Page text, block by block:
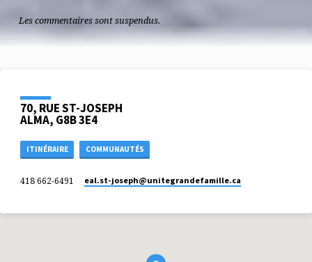
Les commentaires sont suspendus.
70, RUE ST-JOSEPH
ALMA, G8B 3E4
ITINÉRAIRE COMMUNAUTÉS
418 662-6491 eal.st-joseph​@unitegrandefamille.ca